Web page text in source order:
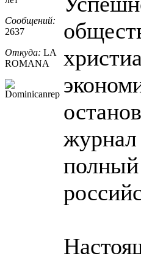
Сообщений:
2637
Откуда: LA
ROMANA
журнал
полный